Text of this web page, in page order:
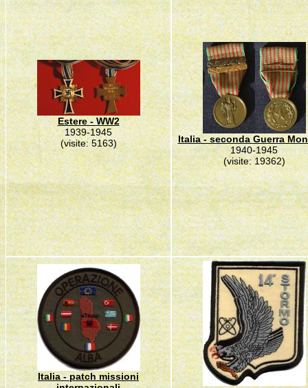
Estere - WW2
1939-1945
(visite: 5163)
Italia - seconda Guerra
1940-1945
(visite: 19362)
Italia - patch missioni